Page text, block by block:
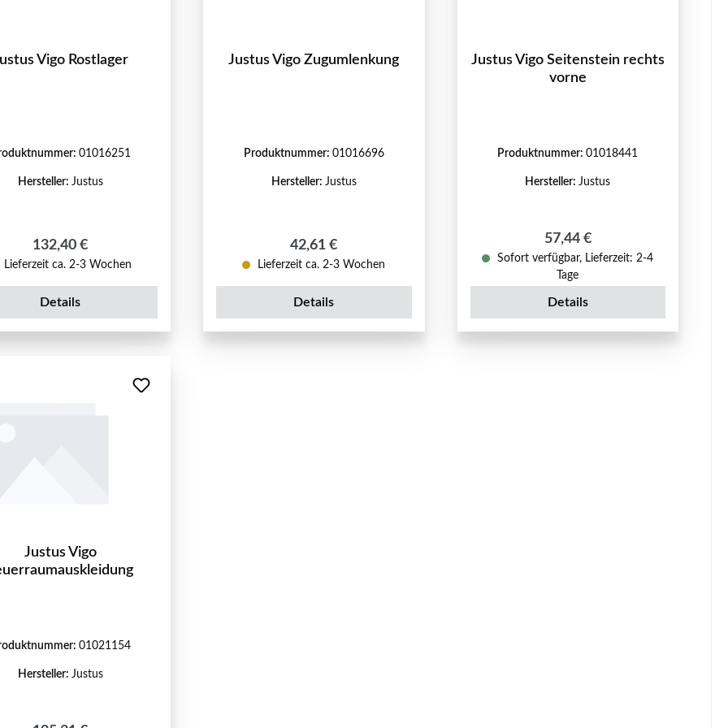
Vigo Rostlager
01016251
Hersteller: Justus
Regulärer Preis:
132,40 €
Lieferzeit ca. 2-3 Wochen
Details
Justus Vigo Zugumlenkung
Produktnummer: 01016696
Hersteller: Justus
Regulärer Preis:
42,61 €
Lieferzeit ca. 2-3 Wochen
Details
Justus Vigo Seitenstein rechts
vorne
Produktnummer:01018441
Hersteller:Justus
Regulärer Preis:
57,44 €
Sofort verfügbar, Lieferzeit: 2-4
Tage
Details
Justus Vigo
01021154
Hersteller: Justus